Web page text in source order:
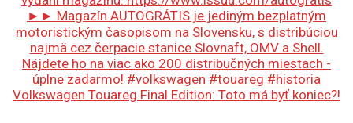
Volkswagen Touareg Final Edition: Toto má byť koniec?!